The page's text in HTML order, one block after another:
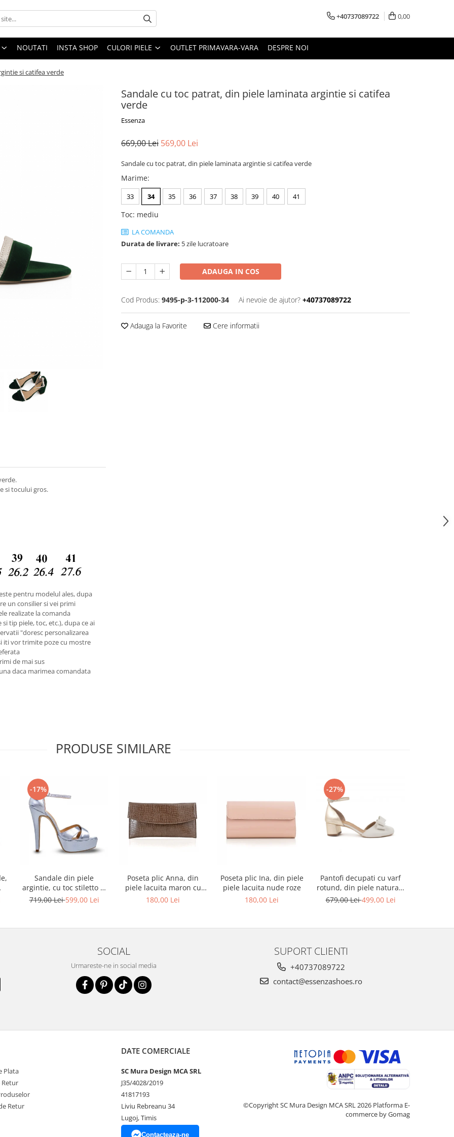
+40737089722 0,00
NOUTATI INSTA SHOP CULORI PIELE OUTLET PRIMAVARA-VARA DESPRE NOI
si catifea verde
Sandale cu toc patrat, din piele laminata argintie si catifea
verde
Essenza
669,00 Lei 569,00 Lei
Sandale cu toc patrat, din piele laminata argintie si catifea verde
Marime:
33 34 35 36 37 38 39 40 41
Toc: mediu
LA COMANDA
Durata de livrare: 5 zile lucratoare
ADAUGA IN COS
Cod Produs: 9495-p-3-112000-34 Ai nevoie de ajutor? +40737089722
Adauga la Favorite Cere informatii
si tocului gros.
pentru modelul ales, dupa
un consilier si vei primi
realizate la comanda
tip piele, toc, etc.), dupa ce ai
"doresc personalizarea
iti vor trimite poze cu mostre
de mai sus
daca marimea comandata
PRODUSE SIMILARE
-17%
Sandale din piele
argintie, cu toc stiletto si
platforma
719,00 Lei599,00 Lei
Poseta plic Anna, din
piele lacuita maron cu
textura croco
180,00 Lei
Poseta plic Ina, din piele
piele lacuita nude roze
180,00 Lei
-27%
Pantofi decupati cu varf
rotund, din piele naturala
alba si piele laminata
679,00 Lei499,00 Lei
SOCIAL
Urmareste-ne in social media
SUPORT CLIENTI
+40737089722
contact@essenzashoes.ro
Plata
Retur
Retur
DATE COMERCIALE
SC Mura Design MCA SRL
J35/4028/2019
41817193
Liviu Rebreanu 34
Lugoj, Timis
Contacteaza-ne
©Copyright SC Mura Design MCA SRL 2026 Platforma E-
commerce by Gomag